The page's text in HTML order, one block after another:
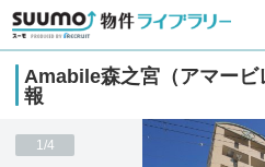
Amabile森之宮（アマービ
報
1/4